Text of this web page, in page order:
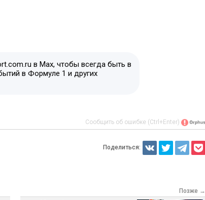
в Max, чтобы всегда быть в
в Формуле 1 и других
Сообщить об ошибке (Ctrl+Enter)
Поделиться:
Позже →